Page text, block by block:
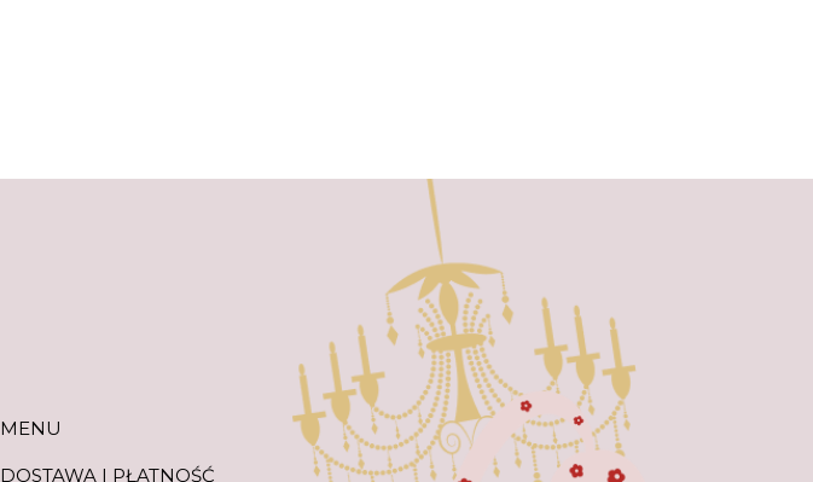
DOSTAWA I PŁATNOŚĆ
MENU